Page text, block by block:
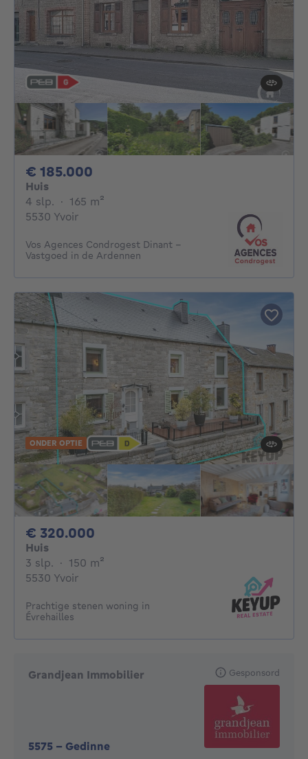
€ 185.000
Huis
4 slp. 4 slaapkamers
· 165 m²
5530 Yvoir
Vos Agences Condrogest Dinant -
Vastgoed in de Ardennen
ONDER OPTIE
€ 320.000
Huis
3 slp. 3 slaapkamers
· 150 m²
5530 Yvoir
Prachtige stenen woning in
Évrehailles
Grandjean Immobilier
5575 - Gedinne
Gesponsord